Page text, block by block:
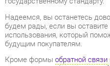
консультацию, фото и
e-mail, телефону в
Telegram и WhatsApp.
нашем шоу-руме и купить